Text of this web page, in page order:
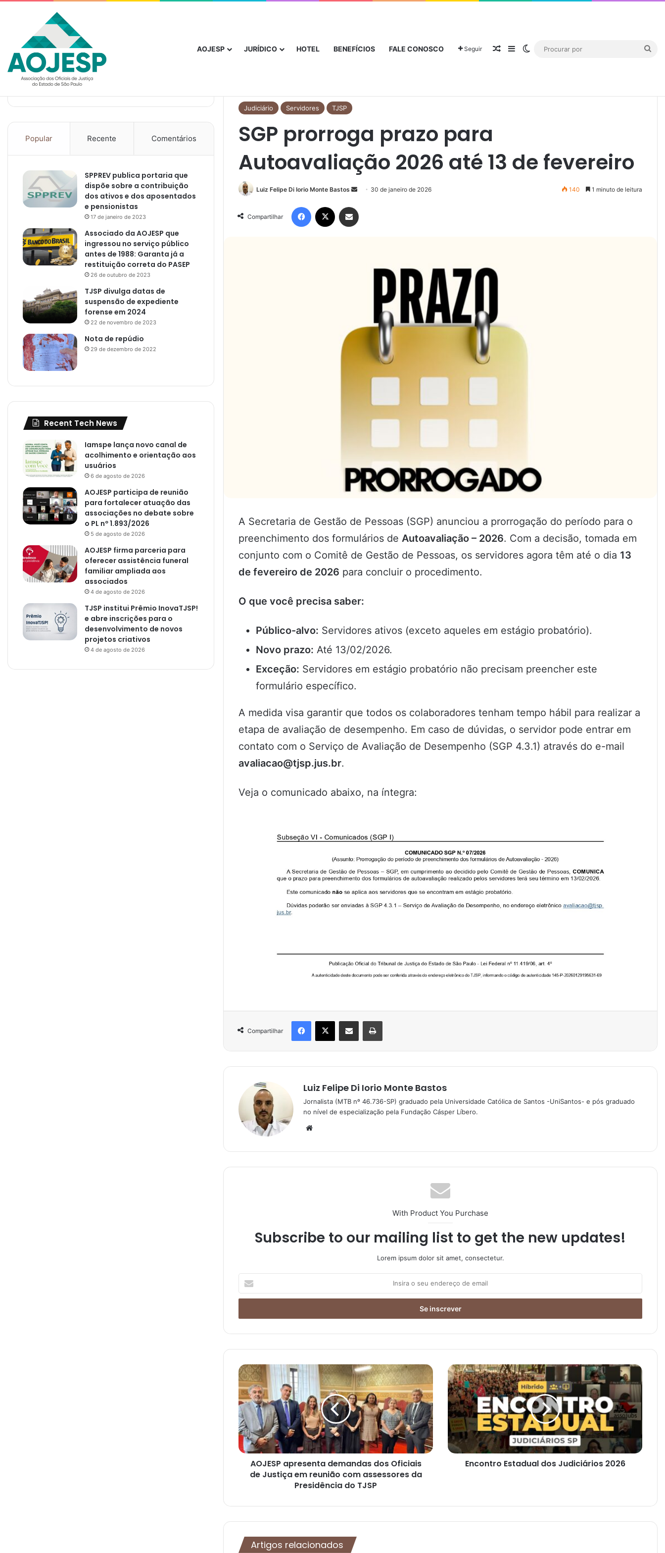
AOJESP JURÍDICO HOTEL BENEFÍCIOS FALE CONOSCO Seguir
domingo, agosto 9 2026
Judiciário Servidores TJSP
SGP prorroga prazo para
Autoavaliação 2026 até 13 de fevereiro
Luiz Felipe Di Iorio Monte Bastos 30 de janeiro de 2026 140 1 minuto de leitura
Compartilhar
A Secretaria de Gestão de Pessoas (SGP) anunciou a prorrogação do período para o
preenchimento dos formulários de Autoavaliação – 2026. Com a decisão, tomada em
conjunto com o Comitê de Gestão de Pessoas, os servidores agora têm até o dia 13
de fevereiro de 2026 para concluir o procedimento.
O que você precisa saber:
Público-alvo: Servidores ativos (exceto aqueles em estágio probatório).
Novo prazo: Até 13/02/2026.
Exceção: Servidores em estágio probatório não precisam preencher este
formulário específico.
A medida visa garantir que todos os colaboradores tenham tempo hábil para realizar a
etapa de avaliação de desempenho. Em caso de dúvidas, o servidor pode entrar em
contato com o Serviço de Avaliação de Desempenho (SGP 4.3.1) através do e-mail
avaliacao@tjsp.jus.br.
Veja o comunicado abaixo, na íntegra:
Compartilhar
Luiz Felipe Di Iorio Monte Bastos
Jornalista (MTB nº 46.736-SP) graduado pela Universidade Católica de Santos -UniSantos- e pós graduado
no nível de especialização pela Fundação Cásper Líbero.
With Product You Purchase
Subscribe to our mailing list to get the new updates!
Lorem ipsum dolor sit amet, consectetur.
AOJESP apresenta demandas dos Oficiais
de Justiça em reunião com assessores da
Presidência do TJSP
Encontro Estadual dos Judiciários 2026
Artigos relacionados
Popular Recente Comentários
SPPREV publica portaria que
dispõe sobre a contribuição
dos ativos e dos aposentados
e pensionistas
17 de janeiro de 2023
Associado da AOJESP que
ingressou no serviço público
antes de 1988: Garanta já a
restituição correta do PASEP
26 de outubro de 2023
TJSP divulga datas de
suspensão de expediente
forense em 2024
22 de novembro de 2023
Nota de repúdio
29 de dezembro de 2022
Recent Tech News
Iamspe lança novo canal de
acolhimento e orientação aos
usuários
6 de agosto de 2026
AOJESP participa de reunião
para fortalecer atuação das
associações no debate sobre
o PL nº 1.893/2026
5 de agosto de 2026
AOJESP firma parceria para
oferecer assistência funeral
familiar ampliada aos
associados
4 de agosto de 2026
TJSP institui Prêmio InovaTJSP!
e abre inscrições para o
desenvolvimento de novos
projetos criativos
4 de agosto de 2026